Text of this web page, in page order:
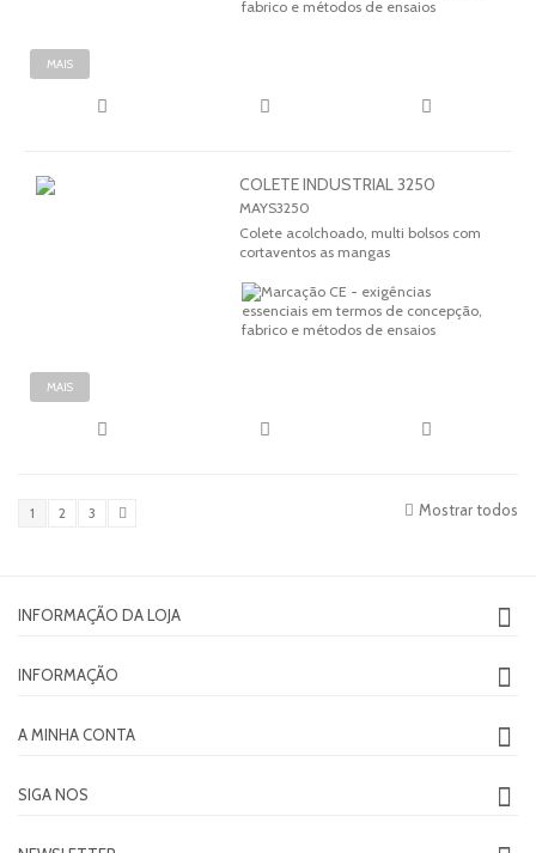
MAIS
COLETE INDUSTRIAL 3250
MAYS3250
Colete acolchoado, multi bolsos com
cortaventos as mangas
MAIS
Mostrar todos
1 2 3
INFORMAÇÃO DA LOJA
INFORMAÇÃO
A MINHA CONTA
SIGA NOS